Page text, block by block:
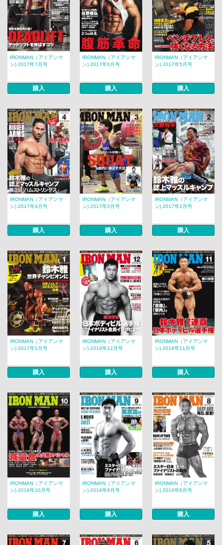
IRONMAN（アイアンマ
ン) 2017年7月号
購入
IRONMAN（アイアンマ
ン) 2017年6月号
購入
IRONMAN（アイアンマ
ン) 2017年5月号
購入
IRONMAN（アイアンマ
ン) 2017年4月号
購入
IRONMAN（アイアンマ
ン) 2017年3月号
購入
IRONMAN（アイアンマ
ン) 2017年2月号
購入
IRONMAN（アイアンマ
ン) 2017年1月号
購入
IRONMAN（アイアンマ
ン) 2016年12月号
購入
IRONMAN（アイアンマ
ン) 2016年11月号
購入
IRONMAN（アイアンマ
ン) 2016年10月号
購入
IRONMAN（アイアンマ
ン) 2016年9月号
購入
IRONMAN（アイアンマ
ン) 2016年8月号
購入